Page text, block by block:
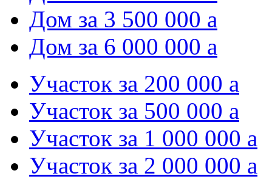
Дом за 3 500 000 a
Дом за 6 000 000 a
Участок за 200 000 a
Участок за 500 000 a
Участок за 1 000 000 a
Участок за 2 000 000 a